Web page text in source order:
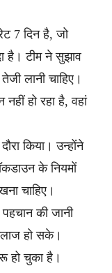
7 दिन है, जो
है। टीम ने सुझाव
लानी चाहिए।
नहीं हो रहा है, वहां
किया। उन्होंने
के नियमों
चाहिए।
की जानी
हो सके।
हो चुका है।